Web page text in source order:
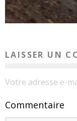
LAISSER UN
Votre adresse e-
Commentaire